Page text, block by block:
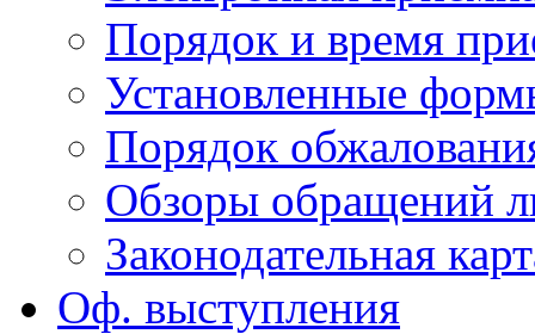
Порядок и время
Установленные
Порядок
Обзоры обращений
Законодательная
Оф. выступления